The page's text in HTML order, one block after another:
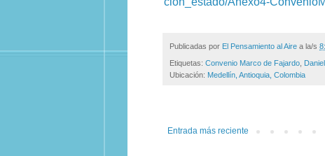
Publicadas por El Pensamiento al Aire a la/s
Etiquetas: Convenio Marco de Fajardo
Ubicación: Medellín, Antioquia, Colombia
Entrada más reciente